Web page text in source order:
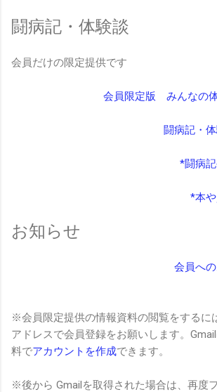
闘病記・体験談
会員だけの限定提供です
会員限定版 みんなの
闘病記・
*闘病
*本
お知らせ
会員へ
※会員限定提供の情報資料の閲覧をするに
アドレスで会員登録をお願いします。
料でアカウントを作成できます。
※後から Gmailを取得された場合は、再度